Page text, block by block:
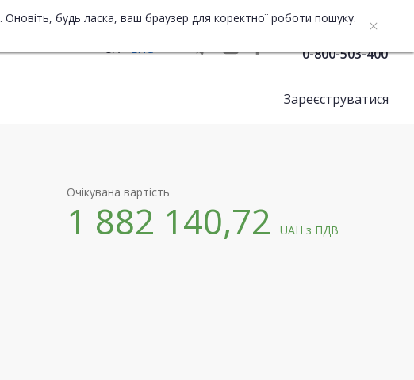
будь ласка, ваш браузер для коректної роботи пошуку.
UA
ENG 0-800-503-400
Зареєструватися
Очікувана вартість
1 882 140,72UAHз ПДВ